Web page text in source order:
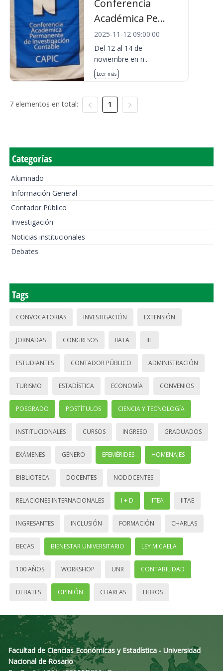
Conferencia
Académica Pe...
2025-11-12 09:00:00
Del 12 al 14 de
noviembre en n...
Leer más
7 elementos en total: 1
Categorías
Alumnado
Información General
Contador Público
Investigación
Noticias institucionales
Debates
Tags
CONVOCATORIAS INVESTIGACIÓN EXTENSIÓN
JORNADAS CONGRESOS IIATA IIE
ESTUDIANTES CONTADOR PÚBLICO ADMINISTRACIÓN
TURISMO ESTADÍSTICA ECONOMÍA CONVENIOS
POSGRADO POSTÍTULOS CIENCIA Y TECNOLOGÍA
INSTITUCIONALES CURSOS INGRESO GRADUADOS
EXÁMENES GÉNERO EFEMÉRIDES HOMENAJES
BIBLIOTECA DOCENTES NODOCENTES
RELACIONES INTERNACIONALES I + D IITEA IITAE
INGRESANTES INCLUSIÓN FORMACIÓN CHARLAS
BECAS BIENESTAR UNIVERSITARIO LEY MICAELA
100 AÑOS WORKSHOP UNR CONTABILIDAD
DEBATES OPINIÓN CHARLAS LIBROS
Facultad de Ciencias Económicas y Estadística - Universidad
Nacional de Rosario